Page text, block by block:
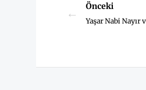
← Önceki
Yaşar Nabi Nayır